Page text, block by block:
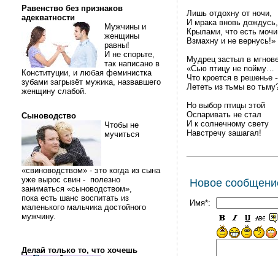
Равенство без признаков
адекватности
Мужчины и
женщины
равны!
И не спорьте,
так написано в
Конституции, и любая феминистка
зубами загрызёт мужика, назвавшего
женщину слабой.
Сыноводство
Чтобы не
мучиться
«свиноводством» - это когда из сына
уже вырос свин - полезно
заниматься «сыноводством»,
пока есть шанс воспитать из
маленького мальчика достойного
мужчину.
Делай только то, что хочешь
Лишь отдохну от ночи,
И мрака вновь дождусь,
Крылами, что есть
Взмахну и не вернусь!»
Мудрец застыл в
«Сью птицу не пойму…
Что кроется в решенье
Лететь из тьмы во
Но выбор птицы этой
Оспаривать не стал
И к солнечному свету
Навстречу зашагал!
Новое
Имя*: